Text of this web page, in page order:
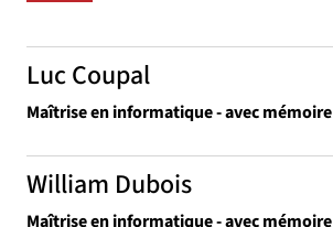
Luc Coupal
Maîtrise en informatique - avec mémoire
William Dubois
Maîtrise en informatique - avec mémoire